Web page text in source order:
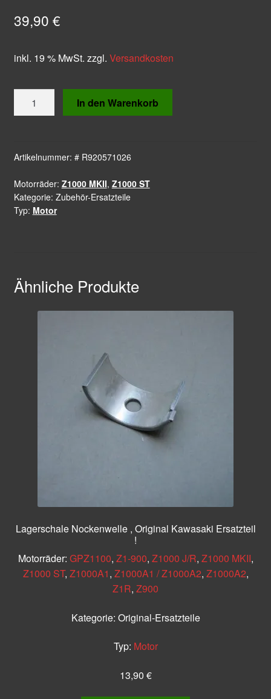
39,90 €
inkl. 19 % MwSt. zzgl. Versandkosten
Z1000
ST
Glieder)
Menge
In den Warenkorb
Artikelnummer: # R920571026
Motorräder: Z1000 MKII, Z1000 ST
Kategorie: Zubehör-Ersatzteile
Typ: Motor
Ähnliche Produkte
Lagerschale Nockenwelle , Original Kawasaki Ersatzteil
!
Motorräder: GPZ1100, Z1-900, Z1000 J/R, Z1000 MKII,
Z1000 ST, Z1000A1, Z1000A1 / Z1000A2, Z1000A2,
Z1R, Z900
Kategorie: Original-Ersatzteile
Typ: Motor
13,90 €